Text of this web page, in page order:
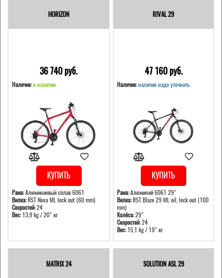
HORIZON
36 740 pуб.
Наличие:в наличии
КУПИТЬ
Рама:Алюминиевый сплав 6061
Вилка:RST Nova ML lock out (60 mm)
Скоростей:24
Вес:13,9 kg / 20" кг
RIVAL 29
47 160 pуб.
Наличие: наличие надо уточнить
КУПИТЬ
Рама:Алюминий 6061 29"
Вилка:RST Blaze 29 ML oil, lock out (100
mm)
Колёса:29"
Скоростей:24
Вес:15,1 kg / 19" кг
MATRIX 24 SOLUTION ASL 29